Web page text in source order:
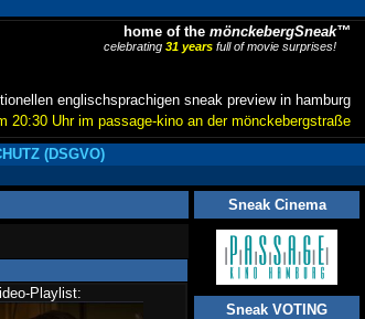
home of the mönckebergSneak™
celebrating 31 years full of movie surprises!
englischsprachigen sneak preview in hamburg
20:30 Uhr im passage-kino an der mönckebergstraße
(DSGVO)
Sneak Cinema
Sneak VOTING
Playlist: